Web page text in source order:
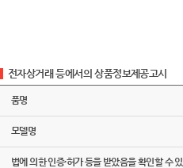
전자상거래 등에서의 상품정보제공고시
품명
모델명
법에 의한 인증·허가 등을 받았음을 확인할 수